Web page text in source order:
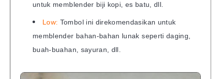
untuk memblender biji kopi, es batu, dll.
Low: Tombol ini direkomendasikan untuk
memblender bahan-bahan lunak seperti daging,
buah-buahan, sayuran, dll.